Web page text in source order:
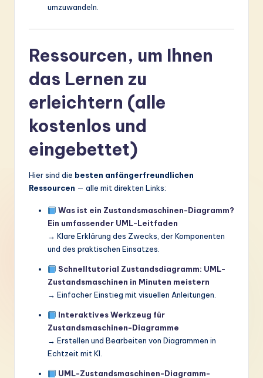
umzuwandeln.
Ressourcen, um Ihnen
das Lernen zu
erleichtern (alle
kostenlos und
eingebettet)
Hier sind die besten anfängerfreundlichen
Ressourcen — alle mit direkten Links:
Was ist ein Zustandsmaschinen-Diagramm?
Ein umfassender UML-Leitfaden
→ Klare Erklärung des Zwecks, der Komponenten
und des praktischen Einsatzes.
Schnelltutorial Zustandsdiagramm: UML-
Zustandsmaschinen in Minuten meistern
→ Einfacher Einstieg mit visuellen Anleitungen.
Interaktives Werkzeug für
Zustandsmaschinen-Diagramme
→ Erstellen und Bearbeiten von Diagrammen in
Echtzeit mit KI.
UML-Zustandsmaschinen-Diagramm-